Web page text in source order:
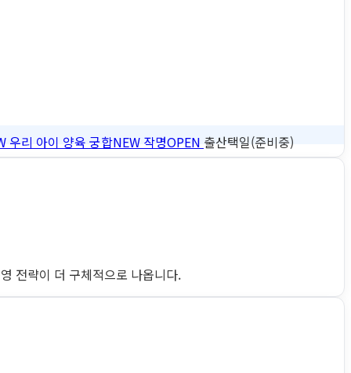
우리 아이 양육 궁합NEW 작명OPEN 출산택일(준비중)
전략이 더 구체적으로 나옵니다.